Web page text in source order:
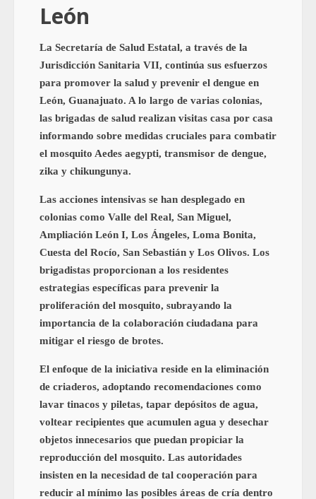
León
La Secretaría de Salud Estatal, a través de la
Jurisdicción Sanitaria VII, continúa sus esfuerzos
para promover la salud y prevenir el dengue en
León, Guanajuato. A lo largo de varias colonias,
las brigadas de salud realizan visitas casa por casa
informando sobre medidas cruciales para combatir
el mosquito Aedes aegypti, transmisor de dengue,
zika y chikungunya.
Las acciones intensivas se han desplegado en
colonias como Valle del Real, San Miguel,
Ampliación León I, Los Ángeles, Loma Bonita,
Cuesta del Rocío, San Sebastián y Los Olivos. Los
brigadistas proporcionan a los residentes
estrategias específicas para prevenir la
proliferación del mosquito, subrayando la
importancia de la colaboración ciudadana para
mitigar el riesgo de brotes.
El enfoque de la iniciativa reside en la eliminación
de criaderos, adoptando recomendaciones como
lavar tinacos y piletas, tapar depósitos de agua,
voltear recipientes que acumulen agua y desechar
objetos innecesarios que puedan propiciar la
reproducción del mosquito. Las autoridades
insisten en la necesidad de tal cooperación para
reducir al mínimo las posibles áreas de cría dentro